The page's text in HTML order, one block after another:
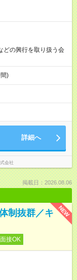
どの興行を取り扱う会
)
詳細へ
会社
掲載日：2026.08.06
NEW
制抜群／キ
接OK